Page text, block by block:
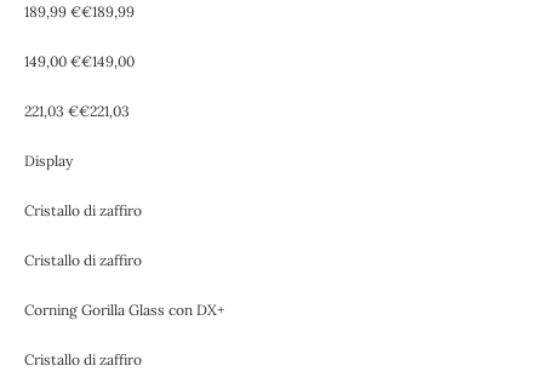
189,99 €€189,99
149,00 €€149,00
221,03 €€221,03
Display
Cristallo di zaffiro
Cristallo di zaffiro
Corning Gorilla Glass con DX+
Cristallo di zaffiro